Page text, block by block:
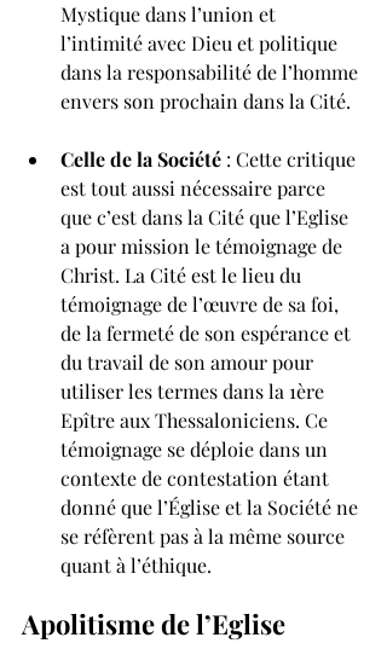
Mystique dans l’union et
l’intimité avec Dieu et politique
dans la responsabilité de l’homme
envers son prochain dans la Cité.
Celle de la Société : Cette critique
est tout aussi nécessaire parce
que c’est dans la Cité que l’Eglise
a pour mission le témoignage de
Christ. La Cité est le lieu du
témoignage de l’œuvre de sa foi,
de la fermeté de son espérance et
du travail de son amour pour
utiliser les termes dans la 1ère
Epître aux Thessaloniciens. Ce
témoignage se déploie dans un
contexte de contestation étant
donné que l’Église et la Société ne
se réfèrent pas à la même source
quant à l’éthique.
Apolitisme de l’Eglise